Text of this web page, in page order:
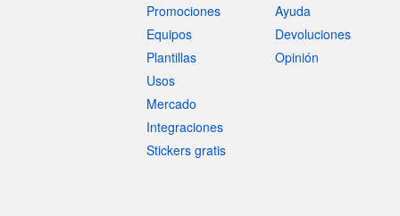
Promociones
Equipos
Plantillas
Usos
Mercado
Integraciones
Stickers gratis
Ayuda
Devoluciones
Opinión